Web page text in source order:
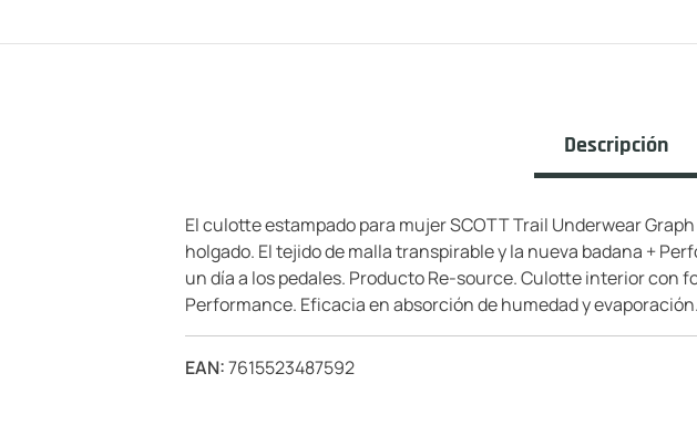
Descripción
El culotte estampado para mujer SCOTT Trail Underwear
holgado. El tejido de malla transpirable y la nueva badana +
un día a los pedales. Producto Re-source. Culotte interior con
Performance. Eficacia en absorción de humedad y
EAN:7615523487592